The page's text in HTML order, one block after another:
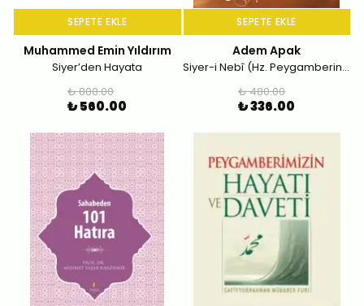
SEPETE EKLE
Muhammed Emin Yıldırım
Siyer’den Hayata
₺ 800.00
₺ 560.00
SEPETE EKLE
Adem Apak
Siyer-i Nebî (Hz. Peygamberin (s.a.s) Hayatı – Şahsiyeti – Daveti)
₺ 480.00
₺ 336.00